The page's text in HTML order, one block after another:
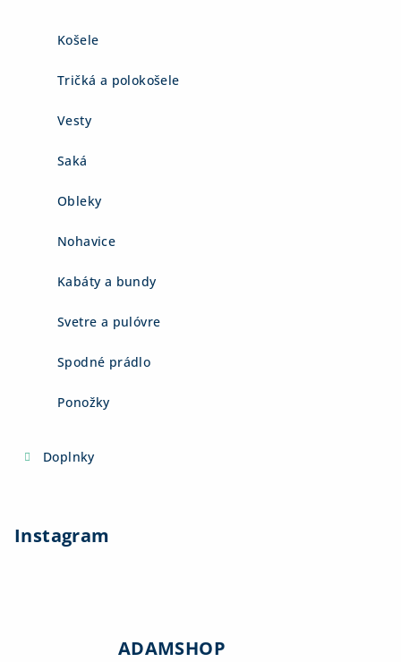
Košele
Tričká a polokošele
Vesty
Saká
Obleky
Nohavice
Kabáty a bundy
Svetre a pulóvre
Spodné prádlo
Ponožky
Doplnky
Instagram
ADAMSHOP